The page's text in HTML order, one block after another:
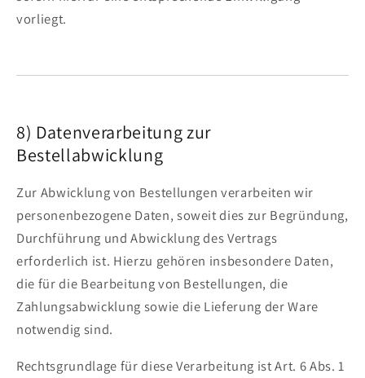
vorliegt.
8) Datenverarbeitung zur
Bestellabwicklung
Zur Abwicklung von Bestellungen verarbeiten wir
personenbezogene Daten, soweit dies zur Begründung,
Durchführung und Abwicklung des Vertrags
erforderlich ist. Hierzu gehören insbesondere Daten,
die für die Bearbeitung von Bestellungen, die
Zahlungsabwicklung sowie die Lieferung der Ware
notwendig sind.
Rechtsgrundlage für diese Verarbeitung ist Art. 6 Abs. 1